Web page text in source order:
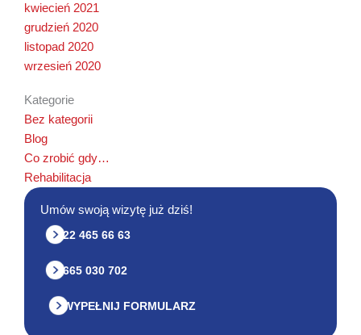
kwiecień 2021
grudzień 2020
listopad 2020
wrzesień 2020
Kategorie
Bez kategorii
Blog
Co zrobić gdy…
Rehabilitacja
Umów swoją wizytę już dziś!
22 465 66 63
665 030 702
WYPEŁNIJ FORMULARZ